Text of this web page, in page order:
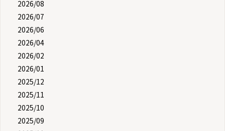
2026/08
2026/07
2026/06
2026/04
2026/02
2026/01
2025/12
2025/11
2025/10
2025/09